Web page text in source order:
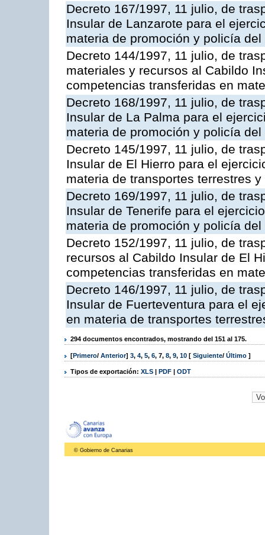
Decreto 167/1997, 11 julio, de
Insular de Lanzarote para el
materia de promoción y policía
Decreto 144/1997, 11 julio, de
materiales y recursos al Cabildo
competencias transferidas en
Decreto 168/1997, 11 julio, de
Insular de La Palma para el
materia de promoción y policía
Decreto 145/1997, 11 julio, de
Insular de El Hierro para el
materia de transportes terrestres
Decreto 169/1997, 11 julio, de
Insular de Tenerife para el
materia de promoción y policía
Decreto 152/1997, 11 julio, de
recursos al Cabildo Insular de El
competencias transferidas en
Decreto 146/1997, 11 julio, de
Insular de Fuerteventura para el
en materia de transportes
294 documentos encontrados, mostrando del 151 al 175.
[Primero/ Anterior] 3, 4, 5, 6, 7, 8, 9, 10 [ Siguiente/ Último ]
Tipos de exportación: XLS | PDF | ODT
© Gobierno de Canarias